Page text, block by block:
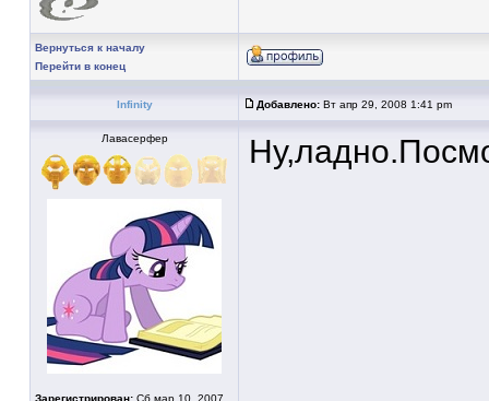
Вернуться к началу
Перейти в конец
Infinity Добавлено: Вт апр 29, 2008 1:41 pm
Лавасерфер
Зарегистрирован: Сб мар 10, 2007